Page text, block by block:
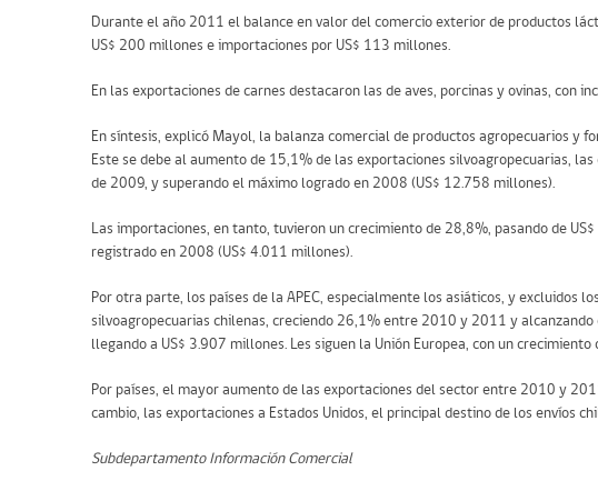
Durante el año 2011 el balance en valor del comercio exterior de productos
US$ 200 millones e importaciones por US$ 113 millones.
En las exportaciones de carnes destacaron las de aves, porcinas y ovinas, con
En síntesis, explicó Mayol, la balanza comercial de productos agropecuarios
Este se debe al aumento de 15,1% de las exportaciones silvoagropecuarias,
de 2009, y superando el máximo logrado en 2008 (US$ 12.758 millones).
Las importaciones, en tanto, tuvieron un crecimiento de 28,8%, pasando de
registrado en 2008 (US$ 4.011 millones).
Por otra parte, los países de la APEC, especialmente los asiáticos, y excluidos
silvoagropecuarias chilenas, creciendo 26,1% entre 2010 y 2011 y
llegando a US$ 3.907 millones. Les siguen la Unión Europea, con un
Por países, el mayor aumento de las exportaciones del sector entre 2010 y
cambio, las exportaciones a Estados Unidos, el principal destino de los envíos
Subdepartamento Información Comercial